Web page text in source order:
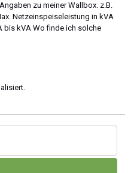
zu meiner Wallbox. z.B.
Netzeinspeiseleistung in kVA
bis kVA Wo finde ich solche